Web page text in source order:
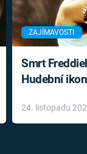
ZAJÍMAVOSTI
Smrt
Hudební
léky
24. listopadu